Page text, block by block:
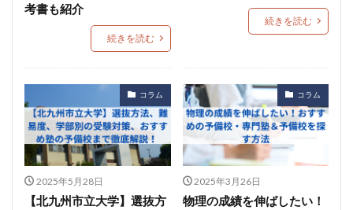
考書も紹介
続きを読む
続きを読む
コラム
2025年5月28日
【北九州市立大学】選抜方
コラム
2025年3月26日
物理の成績を伸ばしたい！